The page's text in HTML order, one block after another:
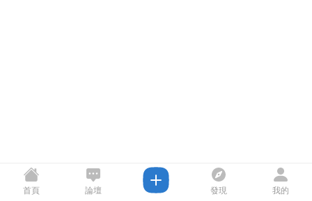
首頁 論壇 發現 我的